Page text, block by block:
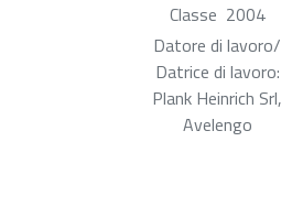
Classe 2004
Datore di lavoro/
Datrice di lavoro:
Plank Heinrich Srl,
Avelengo